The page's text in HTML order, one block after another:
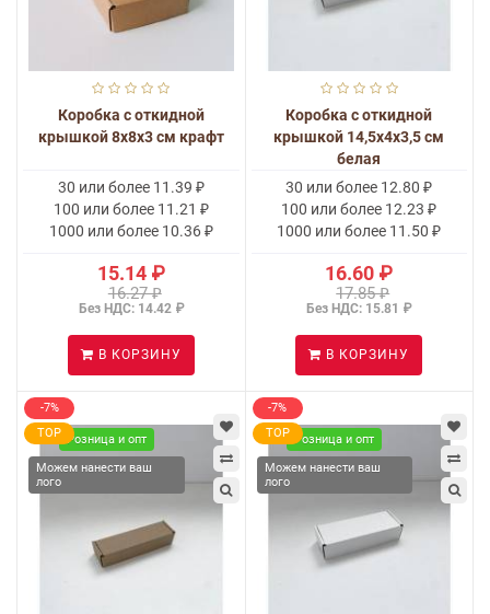
Коробка с откидной
крышкой 8x8x3 см крафт
30 или более 11.39 ₽
100 или более 11.21 ₽
1000 или более 10.36 ₽
15.14 ₽
16.27 ₽
Без НДС: 14.42 ₽
В КОРЗИНУ
Коробка с откидной
крышкой 14,5x4x3,5 см
белая
30 или более 12.80 ₽
100 или более 12.23 ₽
1000 или более 11.50 ₽
16.60 ₽
17.85 ₽
Без НДС: 15.81 ₽
В КОРЗИНУ
Розница и опт
Можем нанести ваш
лого
-7%
TOP
Розница и опт
Можем нанести ваш
лого
-7%
TOP